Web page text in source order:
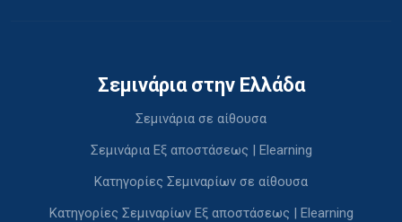
Σεμινάρια στην Ελλάδα
Σεμινάρια σε αίθουσα
Σεμινάρια Εξ αποστάσεως | Elearning
Κατηγορίες Σεμιναρίων σε αίθουσα
Κατηγορίες Σεμιναρίων Εξ αποστάσεως | Elearning